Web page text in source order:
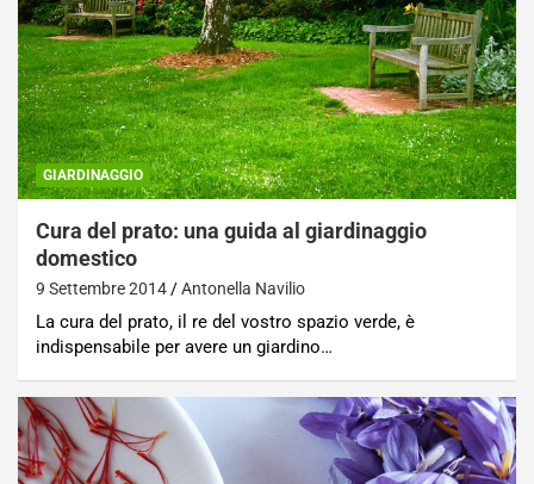
GIARDINAGGIO
Cura del prato: una guida al giardinaggio
domestico
9 Settembre 2014 Antonella Navilio
La cura del prato, il re del vostro spazio verde, è
indispensabile per avere un giardino…